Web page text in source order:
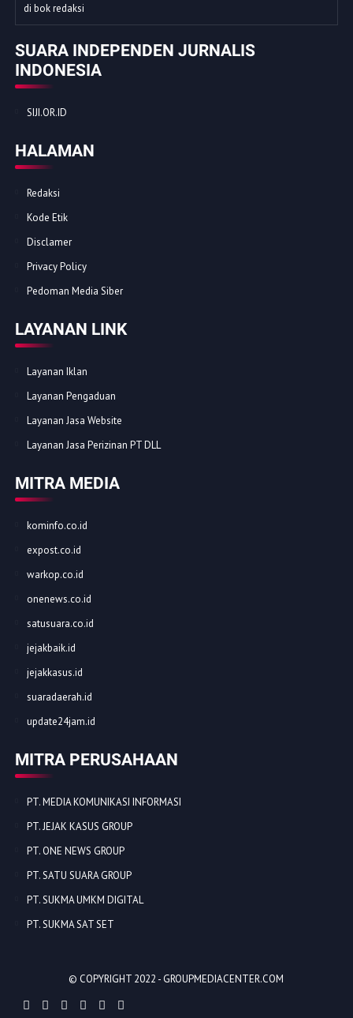
di bok redaksi
SUARA INDEPENDEN JURNALIS
INDONESIA
SIJI.OR.ID
HALAMAN
Redaksi
Kode Etik
Disclamer
Privacy Policy
Pedoman Media Siber
LAYANAN LINK
Layanan Iklan
Layanan Pengaduan
Layanan Jasa Website
Layanan Jasa Perizinan PT DLL
MITRA MEDIA
kominfo.co.id
expost.co.id
warkop.co.id
onenews.co.id
satusuara.co.id
jejakbaik.id
jejakkasus.id
suaradaerah.id
update24jam.id
MITRA PERUSAHAAN
PT. MEDIA KOMUNIKASI INFORMASI
PT. JEJAK KASUS GROUP
PT. ONE NEWS GROUP
PT. SATU SUARA GROUP
PT. SUKMA UMKM DIGITAL
PT. SUKMA SAT SET
© COPYRIGHT 2022 - GROUPMEDIACENTER.COM